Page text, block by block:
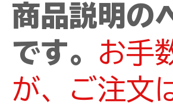
商品説明の
です。 お手
が、ご注文